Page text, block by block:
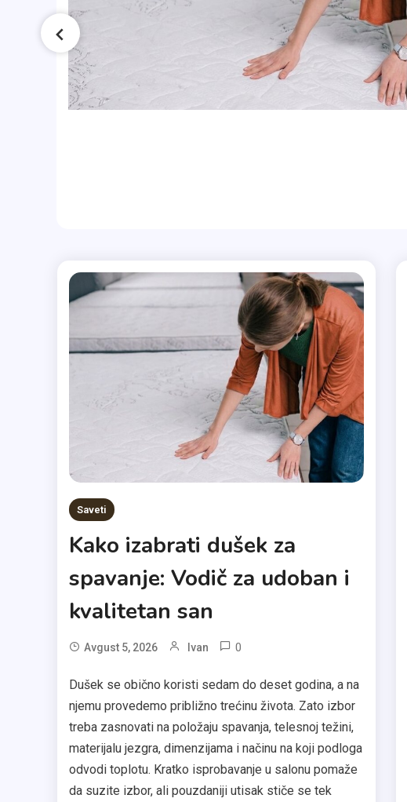
Saveti
Kako izabrati dušek za
spavanje: Vodič za udoban i
kvalitetan san
Avgust 5, 2026 Ivan 0
Dušek se obično koristi sedam do deset godina, a na
njemu provedemo približno trećinu života. Zato izbor
treba zasnovati na položaju spavanja, telesnoj težini,
materijalu jezgra, dimenzijama i načinu na koji podloga
odvodi toplotu. Kratko isprobavanje u salonu pomaže
da suzite izbor, ali pouzdaniji utisak stiče se tek